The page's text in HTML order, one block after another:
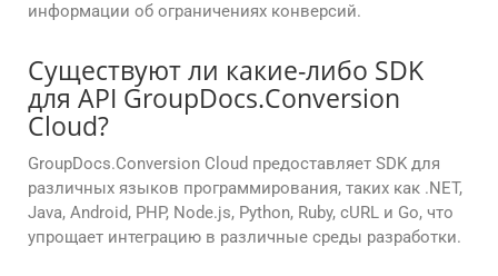
информации об ограничениях конверсий.
Существуют ли какие-либо SDK
для API GroupDocs.Conversion
Cloud?
GroupDocs.Conversion Cloud предоставляет SDK для
различных языков программирования, таких как .NET,
Java, Android, PHP, Node.js, Python, Ruby, cURL и Go, что
упрощает интеграцию в различные среды разработки.